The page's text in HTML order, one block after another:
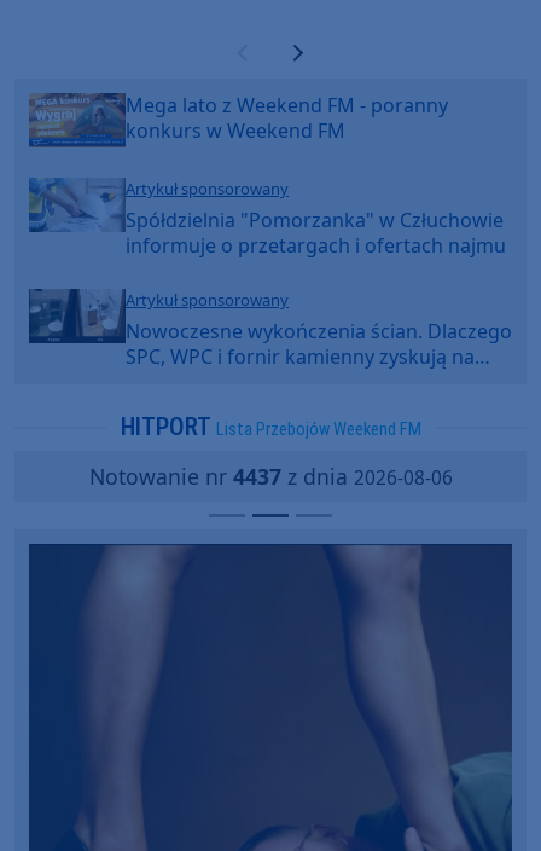
Poprzednia strona
Następna strona
Mega lato z Weekend FM - poranny
konkurs w Weekend FM
Artykuł sponsorowany
Spółdzielnia "Pomorzanka" w Człuchowie
informuje o przetargach i ofertach najmu
Artykuł sponsorowany
Nowoczesne wykończenia ścian. Dlaczego
SPC, WPC i fornir kamienny zyskują na
HITPORT Lista Przebojów Weekend FM
Notowanie nr 4437z dnia 2026-08-06